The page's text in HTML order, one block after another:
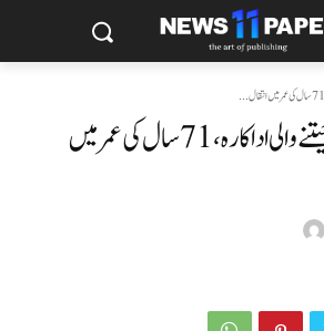
کیتھرین اوہارا، ایمی جیتنے والی اداکارہ، 71 سال کی عمر میں